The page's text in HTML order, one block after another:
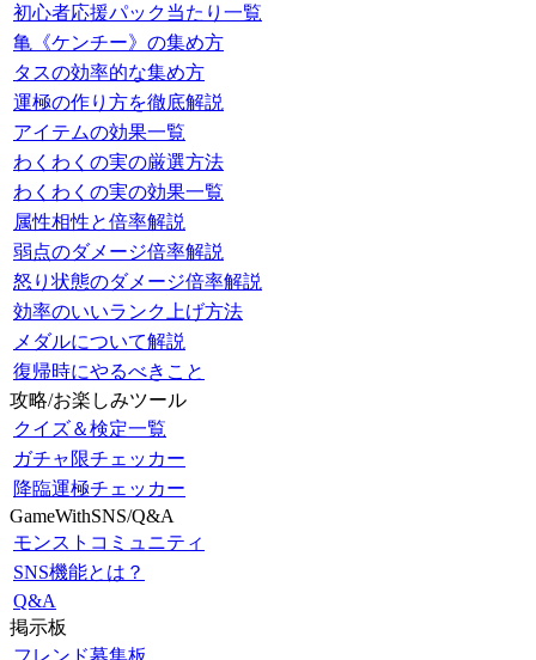
初心者応援パック当たり一覧
亀《ケンチー》の集め方
タスの効率的な集め方
運極の作り方を徹底解説
アイテムの効果一覧
わくわくの実の厳選方法
わくわくの実の効果一覧
属性相性と倍率解説
弱点のダメージ倍率解説
怒り状態のダメージ倍率解説
効率のいいランク上げ方法
メダルについて解説
復帰時にやるべきこと
攻略/お楽しみツール
クイズ＆検定一覧
ガチャ限チェッカー
降臨運極チェッカー
GameWithSNS/Q&A
モンストコミュニティ
SNS機能とは？
Q&A
掲示板
フレンド募集板